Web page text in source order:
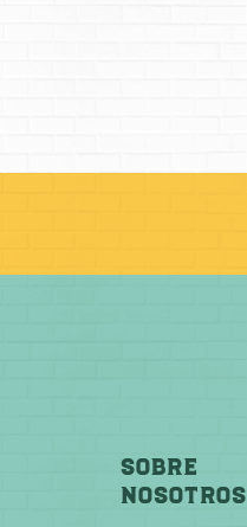
Sobre
Nosotros